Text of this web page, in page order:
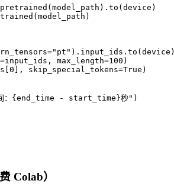
max_length=100)
skip_special_tokens=True)
：{end_time - start_time}秒")
Colab）